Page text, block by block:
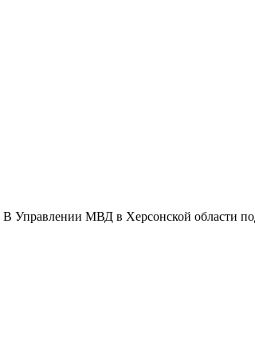
В Управлении МВД в Херсонской области